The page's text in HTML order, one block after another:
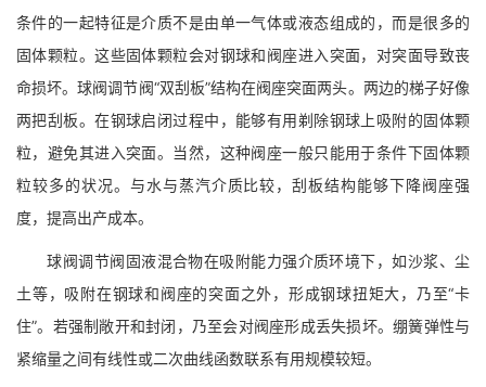
条件的一起特征是介质不是由单一气体或液态组成的，而是很多的
固体颗粒。这些固体颗粒会对钢球和阀座进入突面，对突面导致丧
命损坏。球阀调节阀“双刮板”结构在阀座突面两头。两边的梯子好像
两把刮板。在钢球启闭过程中，能够有用剃除钢球上吸附的固体颗
粒，避免其进入突面。当然，这种阀座一般只能用于条件下固体颗
粒较多的状况。与水与蒸汽介质比较，刮板结构能够下降阀座强
度，提高出产成本。
球阀调节阀固液混合物在吸附能力强介质环境下，如沙浆、尘
土等，吸附在钢球和阀座的突面之外，形成钢球扭矩大，乃至“卡
住”。若强制敞开和封闭，乃至会对阀座形成丢失损坏。绷簧弹性与
紧缩量之间有线性或二次曲线函数联系有用规模较短。